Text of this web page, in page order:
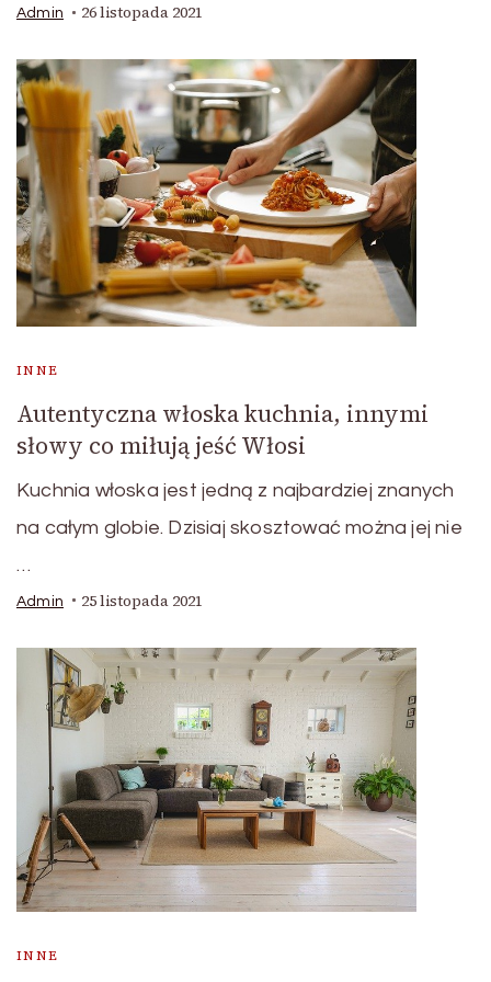
Admin 26 listopada 2021
INNE
Autentyczna włoska kuchnia, innymi
słowy co miłują jeść Włosi
Kuchnia włoska jest jedną z najbardziej znanych
na całym globie. Dzisiaj skosztować można jej nie
…
Admin 25 listopada 2021
INNE